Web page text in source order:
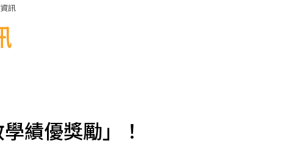
訊
績優獎勵」！